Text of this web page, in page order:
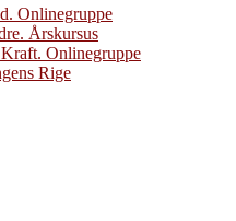
Onlinegruppe
Årskursus
Onlinegruppe
Rige